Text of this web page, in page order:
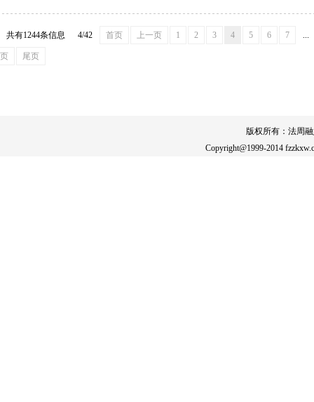
共有1244条信息 4/42 首页 上一页 1 2 3 4 5 6 7 ...
页 尾页
版权所有：法周
Copyright@1999-2014